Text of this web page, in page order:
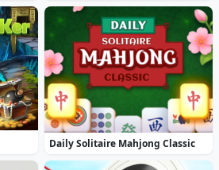
Daily Solitaire Mahjong Classic